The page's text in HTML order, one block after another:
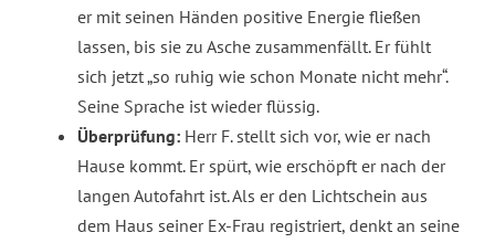
er mit seinen Händen positive Energie fließen
lassen, bis sie zu Asche zusammenfällt. Er fühlt
sich jetzt „so ruhig wie schon Monate nicht mehr“.
Seine Sprache ist wieder flüssig.
Überprüfung: Herr F. stellt sich vor, wie er nach
Hause kommt. Er spürt, wie erschöpft er nach der
langen Autofahrt ist. Als er den Lichtschein aus
dem Haus seiner Ex-Frau registriert, denkt an seine